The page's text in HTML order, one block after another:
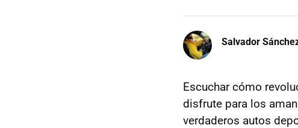
Salvador
Escuchar cómo
disfrute para los
verdaderos autos